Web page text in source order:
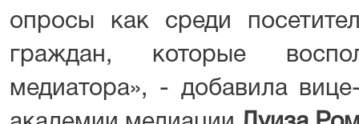
опросы как среди
граждан, которые
медиатора», - добавила